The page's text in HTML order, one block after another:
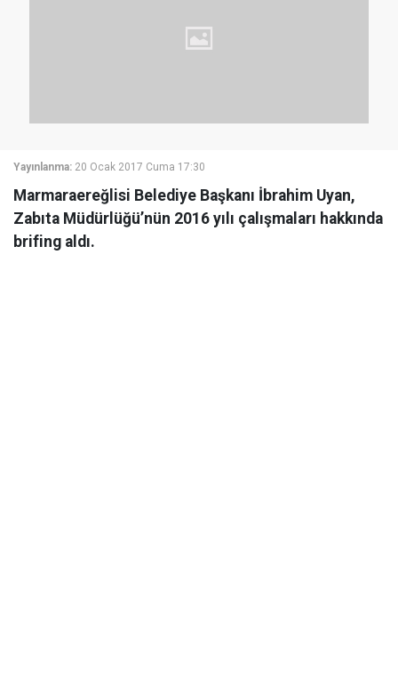
Yayınlanma: 20 Ocak 2017 Cuma 17:30
Marmaraereğlisi Belediye Başkanı İbrahim Uyan,
Zabıta Müdürlüğü’nün 2016 yılı çalışmaları hakkında
brifing aldı.